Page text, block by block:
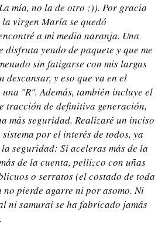
mía, no la de otro ;)). Por gracia
virgen María se quedó
a mi media naranja. Una
disfruta yendo de paquete y que me
sin fatigarse con mis largas
descansar, y eso que va en el
"R". Además, también incluye el
tracción de definitiva generación,
más seguridad. Realizaré un inciso
por el interés de todos, ya
seguridad: Si aceleras más de la
de la cuenta, pellizco con uñas
o serratos (el costado de toda
pierde agarre ni por asomo. Ni
ni samurai se ha fabricado jamás